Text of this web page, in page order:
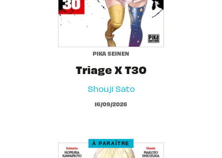
PIKA SEINEN
Triage X T30
Shouji Sato
16/09/2026
À PARAÎTRE